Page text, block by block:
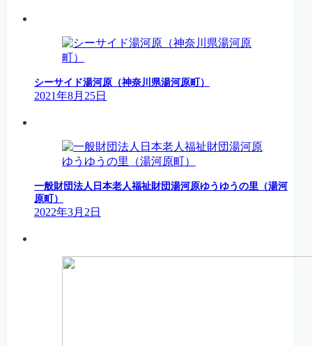
シーサイド湯河原（神奈川県湯河原町）
2021年8月25日
一般財団法人日本老人福祉財団湯河原ゆうゆうの里（湯河
原町）
2022年3月2日